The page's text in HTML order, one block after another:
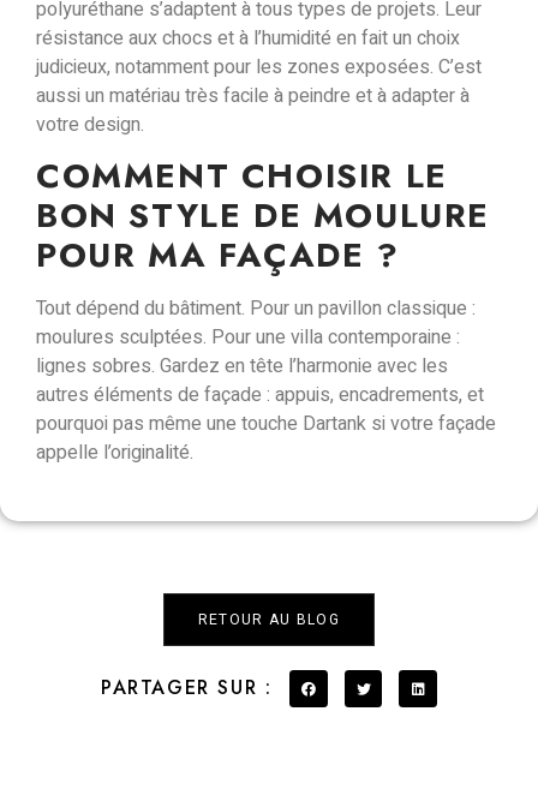
polyuréthane s’adaptent à tous types de projets. Leur
résistance aux chocs et à l’humidité en fait un choix
judicieux, notamment pour les zones exposées. C’est
aussi un matériau très facile à peindre et à adapter à
votre design.
COMMENT CHOISIR LE
BON STYLE DE MOULURE
POUR MA FAÇADE ?
Tout dépend du bâtiment. Pour un pavillon classique :
moulures sculptées. Pour une villa contemporaine :
lignes sobres. Gardez en tête l’harmonie avec les
autres éléments de façade : appuis, encadrements, et
pourquoi pas même une touche Dartank si votre façade
appelle l’originalité.
RETOUR AU BLOG
PARTAGER SUR :